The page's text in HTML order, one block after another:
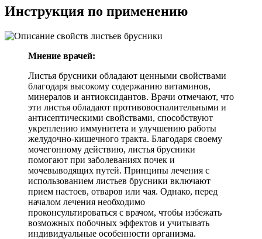
Инструкция по применению
Мнение врачей:
Листья брусники обладают ценными свойствами
благодаря высокому содержанию витаминов,
минералов и антиоксидантов. Врачи отмечают, что
эти листья обладают противовоспалительными и
антисептическими свойствами, способствуют
укреплению иммунитета и улучшению работы
желудочно-кишечного тракта. Благодаря своему
мочегонному действию, листья брусники
помогают при заболеваниях почек и
мочевыводящих путей. Принципы лечения с
использованием листьев брусники включают
прием настоев, отваров или чая. Однако, перед
началом лечения необходимо
проконсультироваться с врачом, чтобы избежать
возможных побочных эффектов и учитывать
индивидуальные особенности организма.